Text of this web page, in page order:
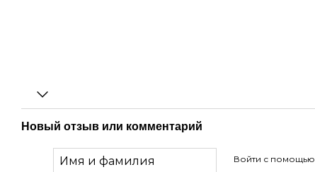
Новый отзыв или комментарий
Войти с помощью